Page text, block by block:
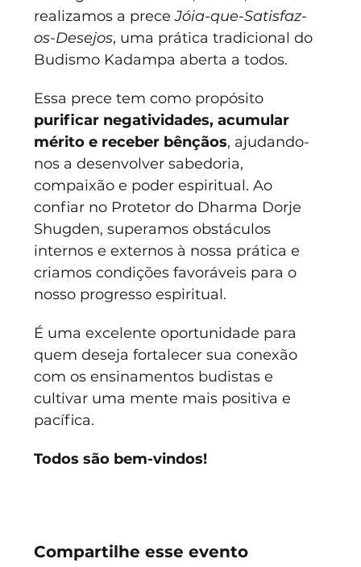
realizamos a prece Jóia-que-Satisfaz-
os-Desejos, uma prática tradicional do
Budismo Kadampa aberta a todos.
Essa prece tem como propósito
purificar negatividades, acumular
mérito e receber bênçãos, ajudando-
nos a desenvolver sabedoria,
compaixão e poder espiritual. Ao
confiar no Protetor do Dharma Dorje
Shugden, superamos obstáculos
internos e externos à nossa prática e
criamos condições favoráveis para o
nosso progresso espiritual.
É uma excelente oportunidade para
quem deseja fortalecer sua conexão
com os ensinamentos budistas e
cultivar uma mente mais positiva e
pacífica.
Todos são bem-vindos!
Compartilhe esse evento